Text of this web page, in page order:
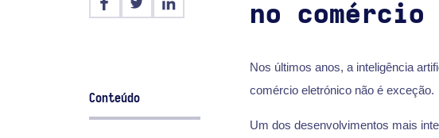
Conteúdo
no
Nos últimos anos, a inteligência
comércio eletrónico não é exceção.
Um dos desenvolvimentos mais